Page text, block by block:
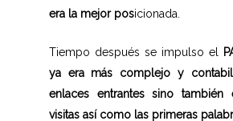
era la mejor posicionada.
Tiempo después se impulso el
ya era más complejo y
enlaces entrantes sino
visitas así como las primeras